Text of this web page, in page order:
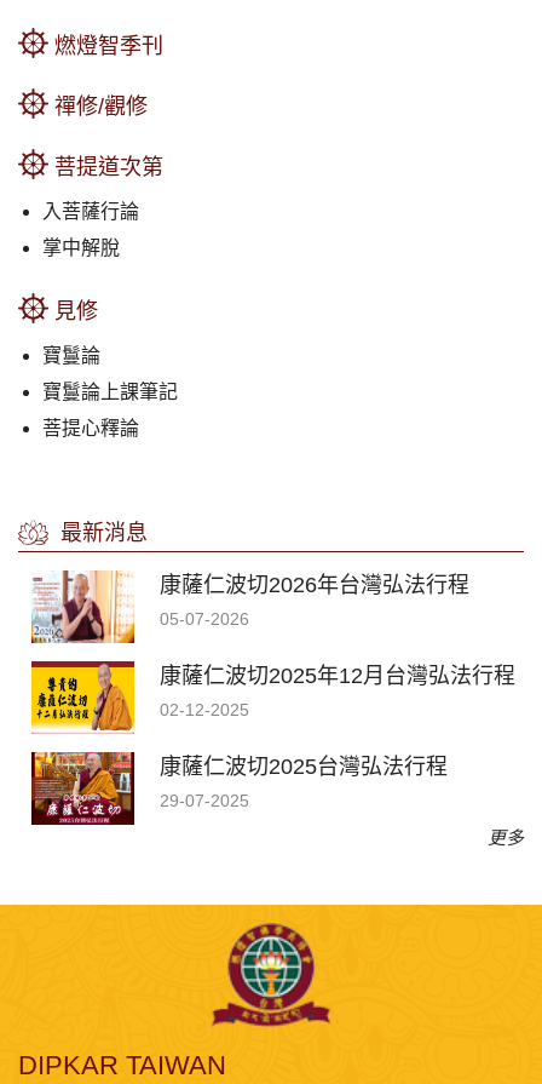
燃燈智季刊
禪修/觀修
菩提道次第
入菩薩行論
掌中解脫
見修
寶鬘論
寶鬘論上課筆記
菩提心釋論
最新消息
康薩仁波切2026年台灣弘法行程
05-07-2026
康薩仁波切2025年12月台灣弘法行程
02-12-2025
康薩仁波切2025台灣弘法行程
29-07-2025
更多
DIPKAR TAIWAN